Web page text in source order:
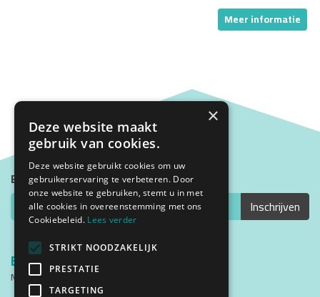
Meer informatie
Blijf op de hoogte met onze nieuwsbrief
Bezoekadres
Middenweg 21782 BG Den Helder
×
Deze website maakt
gebruik van cookies.
Deze website gebruikt cookies om uw
gebruikerservaring te verbeteren. Door
onze website te gebruiken, stemt u in met
alle cookies in overeenstemming met ons
Cookiebeleid. Lees verder
STRIKT NOODZAKELIJK
PRESTATIE
TARGETING